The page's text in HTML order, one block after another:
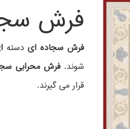
فرش
فرش سجاده ای دسته
شوند.فرش محرابی
قرار می گیرند.